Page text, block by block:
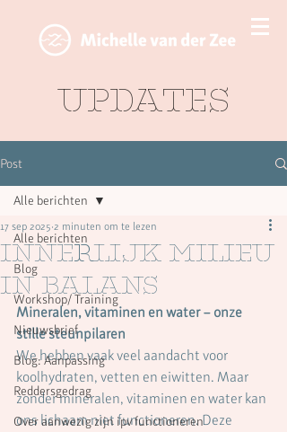
Updates
Post
Alle berichten
Blog
Workshop/ Training
Nieuwsbrief
Blog: Aanpassing
Reddersgedrag
Over aanwezig zijn ipv functioneren
Alle berichten
Innerlijk milieu
in balans
17 sep 2025 2 minuten om te lezen
Mineralen, vitaminen en water – onze
stille steunpilaren
We hebben vaak veel aandacht voor
koolhydraten, vetten en eiwitten. Maar
zonder mineralen, vitaminen en water kan
ons lichaam niet functioneren. Deze